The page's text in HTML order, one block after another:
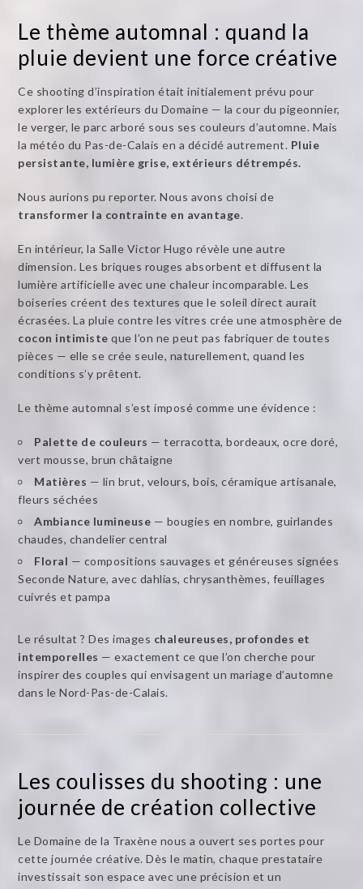
Le thème automnal : quand la
pluie devient une force créative
Ce shooting d’inspiration était initialement prévu pour
explorer les extérieurs du Domaine — la cour du pigeonnier,
le verger, le parc arboré sous ses couleurs d’automne. Mais
la météo du Pas-de-Calais en a décidé autrement. Pluie
persistante, lumière grise, extérieurs détrempés.
Nous aurions pu reporter. Nous avons choisi de
transformer la contrainte en avantage.
En intérieur, la Salle Victor Hugo révèle une autre
dimension. Les briques rouges absorbent et diffusent la
lumière artificielle avec une chaleur incomparable. Les
boiseries créent des textures que le soleil direct aurait
écrasées. La pluie contre les vitres crée une atmosphère de
cocon intimiste que l’on ne peut pas fabriquer de toutes
pièces — elle se crée seule, naturellement, quand les
conditions s’y prêtent.
Le thème automnal s’est imposé comme une évidence :
Palette de couleurs — terracotta, bordeaux, ocre doré,
vert mousse, brun châtaigne
Matières — lin brut, velours, bois, céramique artisanale,
fleurs séchées
Ambiance lumineuse — bougies en nombre, guirlandes
chaudes, chandelier central
Floral — compositions sauvages et généreuses signées
Seconde Nature, avec dahlias, chrysanthèmes, feuillages
cuivrés et pampa
Le résultat ? Des images chaleureuses, profondes et
intemporelles — exactement ce que l’on cherche pour
inspirer des couples qui envisagent un mariage d’automne
dans le Nord-Pas-de-Calais.
Les coulisses du shooting : une
journée de création collective
Le Domaine de la Traxène nous a ouvert ses portes pour
cette journée créative. Dès le matin, chaque prestataire
investissait son espace avec une précision et un